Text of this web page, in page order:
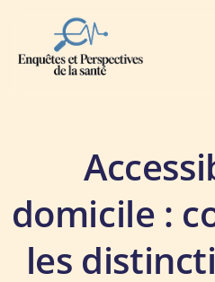
domicile :
les